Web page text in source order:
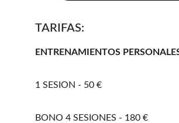
TARIFAS:
ENTRENAMIENTOS
1 SESION - 50 €
BONO 4 SESIONES - 180 €